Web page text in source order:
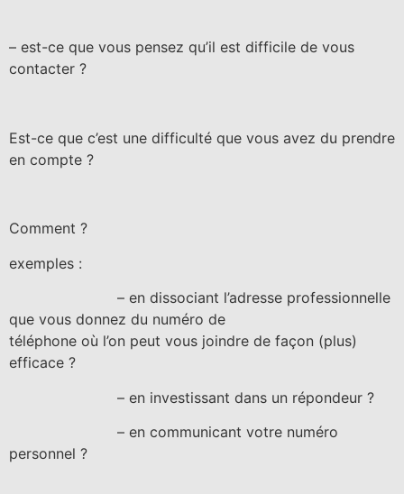
– est-ce que vous pensez qu’il est difficile de vous
contacter ?
Est-ce que c’est une difficulté que vous avez du prendre
en compte ?
Comment ?
exemples :
– en dissociant l’adresse professionnelle
que vous donnez du numéro de
téléphone où l’on peut vous joindre de façon (plus)
efficace ?
– en investissant dans un répondeur ?
– en communicant votre numéro
personnel ?